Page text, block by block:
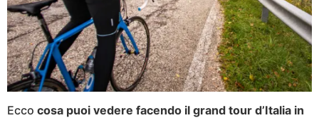
Ecco cosa puoi vedere facendo il grand tour d’Italia in